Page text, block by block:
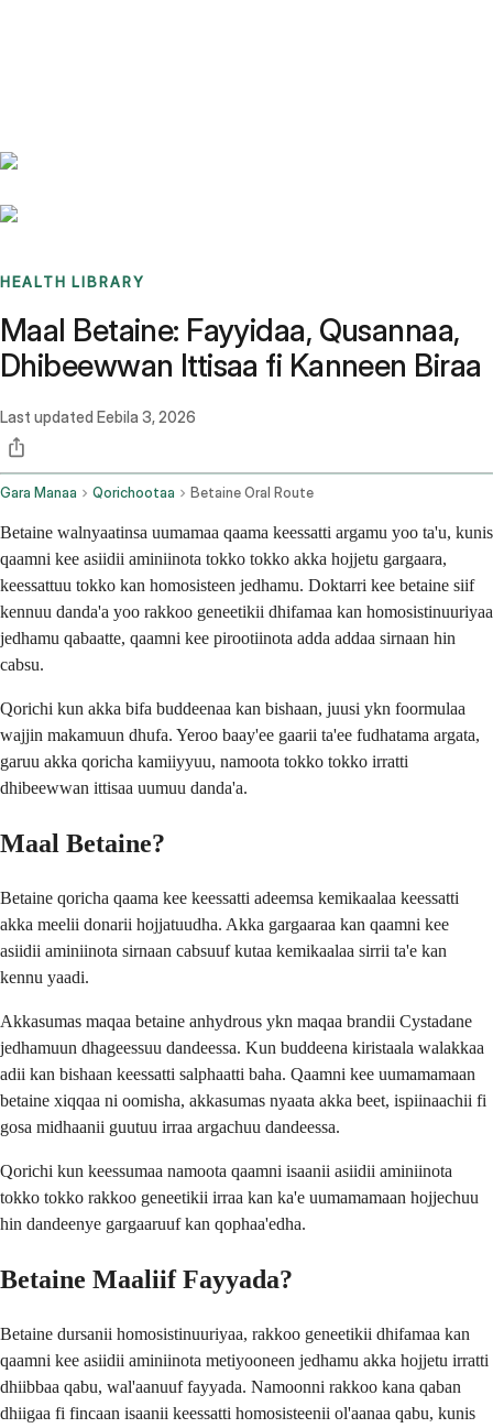
HEALTH LIBRARY
Maal Betaine: Fayyidaa, Qusannaa,
Dhibeewwan Ittisaa fi Kanneen Biraa
Last updated Eebila 3, 2026
Gara Manaa Qorichootaa Betaine Oral Route
Betaine walnyaatinsa uumamaa qaama keessatti argamu yoo ta'u, kunis
qaamni kee asiidii aminiinota tokko tokko akka hojjetu gargaara,
keessattuu tokko kan homosisteen jedhamu. Doktarri kee betaine siif
kennuu danda'a yoo rakkoo geneetikii dhifamaa kan homosistinuuriyaa
jedhamu qabaatte, qaamni kee pirootiinota adda addaa sirnaan hin
cabsu.
Qorichi kun akka bifa buddeenaa kan bishaan, juusi ykn foormulaa
wajjin makamuun dhufa. Yeroo baay'ee gaarii ta'ee fudhatama argata,
garuu akka qoricha kamiiyyuu, namoota tokko tokko irratti
dhibeewwan ittisaa uumuu danda'a.
Maal Betaine?
Betaine qoricha qaama kee keessatti adeemsa kemikaalaa keessatti
akka meelii donarii hojjatuudha. Akka gargaaraa kan qaamni kee
asiidii aminiinota sirnaan cabsuuf kutaa kemikaalaa sirrii ta'e kan
kennu yaadi.
Akkasumas maqaa betaine anhydrous ykn maqaa brandii Cystadane
jedhamuun dhageessuu dandeessa. Kun buddeena kiristaala walakkaa
adii kan bishaan keessatti salphaatti baha. Qaamni kee uumamamaan
betaine xiqqaa ni oomisha, akkasumas nyaata akka beet, ispiinaachii fi
gosa midhaanii guutuu irraa argachuu dandeessa.
Qorichi kun keessumaa namoota qaamni isaanii asiidii aminiinota
tokko tokko rakkoo geneetikii irraa kan ka'e uumamamaan hojjechuu
hin dandeenye gargaaruuf kan qophaa'edha.
Betaine Maaliif Fayyada?
Betaine dursanii homosistinuuriyaa, rakkoo geneetikii dhifamaa kan
qaamni kee asiidii aminiinota metiyooneen jedhamu akka hojjetu irratti
dhiibbaa qabu, wal'aanuuf fayyada. Namoonni rakkoo kana qaban
dhiigaa fi fincaan isaanii keessatti homosisteenii ol'aanaa qabu, kunis